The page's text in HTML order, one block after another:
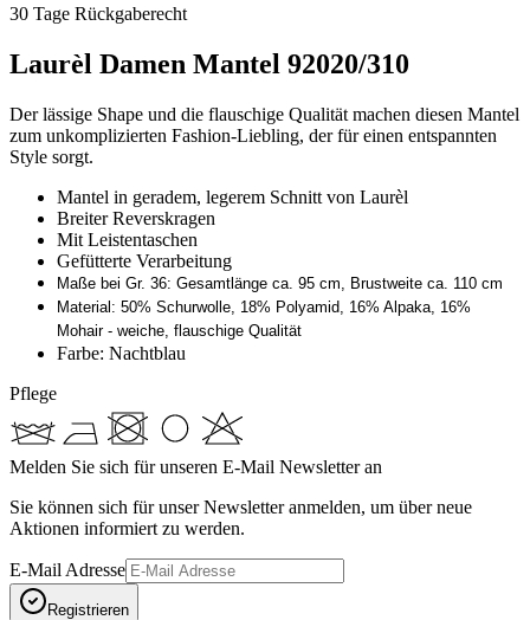
30 Tage Rückgaberecht
Laurèl Damen Mantel 92020/310
Der lässige Shape und die flauschige Qualität machen diesen Mantel
zum unkomplizierten Fashion-Liebling, der für einen entspannten
Style sorgt.
Mantel in geradem, legerem Schnitt von Laurèl
Breiter Reverskragen
Mit Leistentaschen
Gefütterte Verarbeitung
Maße bei Gr. 36: Gesamtlänge ca. 95 cm, Brustweite ca. 110 cm
Material: 50% Schurwolle, 18% Polyamid, 16% Alpaka, 16%
Mohair - weiche, flauschige Qualität
Farbe: Nachtblau
Pflege
Melden Sie sich für unseren E-Mail Newsletter an
Sie können sich für unser Newsletter anmelden, um über neue
Aktionen informiert zu werden.
E-Mail Adresse
Registrieren